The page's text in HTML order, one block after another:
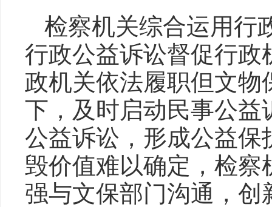
检察机关综合运用行
行政公益诉讼督促行
政机关依法履职但文
下，及时启动民事公益
公益诉讼，形成公益
毁价值难以确定，检
强与文保部门沟通，